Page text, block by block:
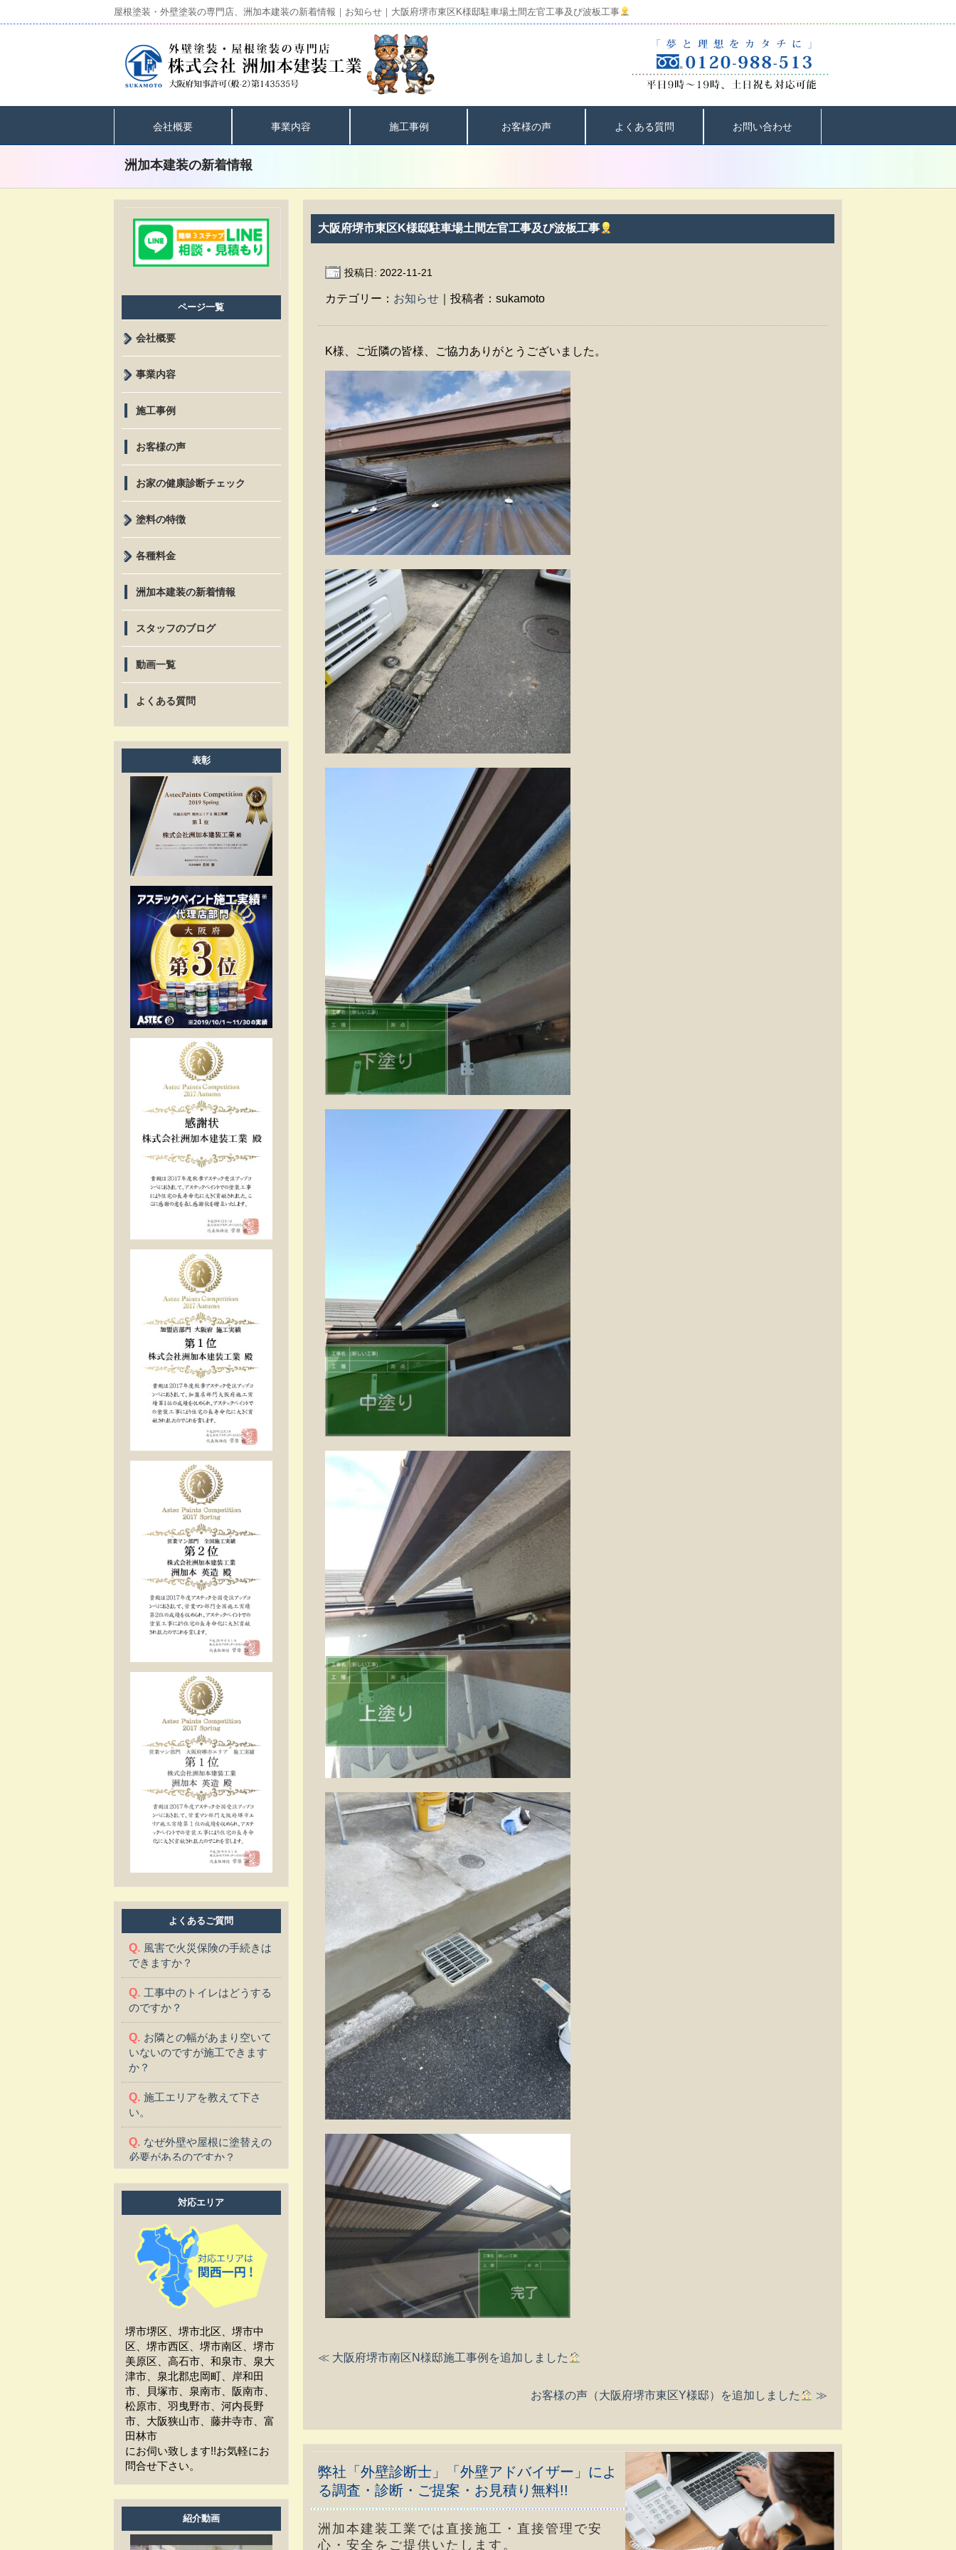
屋根塗装・外壁塗装の専門店、洲加本建装の新着情報｜お知らせ｜大阪府堺市東区K様邸駐車場土間左官工事及び波板工事
会社概要 事業内容 施工事例 お客様の声 よくある質問 お問い合わせ
洲加本建装の新着情報
大阪府堺市東区K様邸駐車場土間左官工事及び波板工事
投稿日: 2022-11-21
カテゴリー： お知らせ ｜投稿者：sukamoto
K様、ご近隣の皆様、ご協力ありがとうございました。
≪ 大阪府堺市南区N様邸施工事例を追加しました
お客様の声（大阪府堺市東区Y様邸）を追加しました ≫
弊社「外壁診断士」「外壁アドバイザー」によ
る調査・診断・ご提案・お見積り無料!!
洲加本建装工業では直接施工・直接管理で安
心・安全をご提供いたします。
ページ一覧
会社概要
事業内容
施工事例
お客様の声
お家の健康診断チェック
塗料の特徴
各種料金
洲加本建装の新着情報
スタッフのブログ
動画一覧
よくある質問
表彰
よくあるご質問
風害で火災保険の手続きは
できますか？
工事中のトイレはどうする
のですか？
お隣との幅があまり空いて
いないのですが施工できます
か？
施工エリアを教えて下さ
い。
なぜ外壁や屋根に塗替えの
必要があるのですか？
塗替えに適した季節はあり
工事中、車はどうしたらい
いか？
工事中、気になる事や相談
などがある場合はどうすれば
よいですか？
工事中は留守をしても大丈
夫ですか？
施工後の保証はどうなって
いますか？
作業時間は何時から何時ま
でですか？
家の周囲に荷物を置いてま
すが、どこまで片付ければよ
いですか？
洗濯物は干せますか？
対応エリア
堺市堺区、堺市北区、堺市中
区、堺市西区、堺市南区、堺市
美原区、高石市、和泉市、泉大
津市、泉北郡忠岡町、岸和田
市、貝塚市、泉南市、阪南市、
松原市、羽曳野市、河内長野
市、大阪狭山市、藤井寺市、富
田林市
にお伺い致します!!お気軽にお
問合せ下さい。
紹介動画